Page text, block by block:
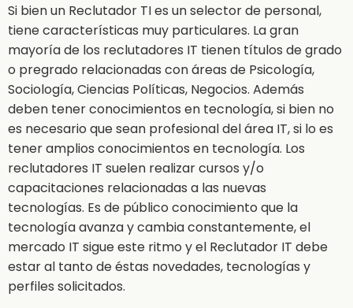
Si bien un Reclutador TI es un selector de personal,
tiene características muy particulares. La gran
mayoría de los reclutadores IT tienen títulos de grado
o pregrado relacionadas con áreas de Psicología,
Sociología, Ciencias Políticas, Negocios. Además
deben tener conocimientos en tecnología, si bien no
es necesario que sean profesional del área IT, si lo es
tener amplios conocimientos en tecnología. Los
reclutadores IT suelen realizar cursos y/o
capacitaciones relacionadas a las nuevas
tecnologías. Es de público conocimiento que la
tecnología avanza y cambia constantemente, el
mercado IT sigue este ritmo y el Reclutador IT debe
estar al tanto de éstas novedades, tecnologías y
perfiles solicitados.